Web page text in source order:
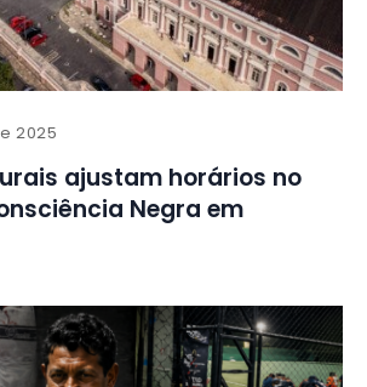
2025
ajustam horários no
Negra em